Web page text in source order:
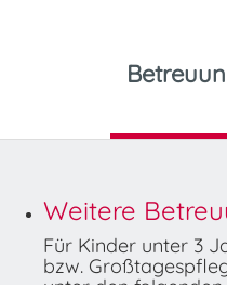
Weitere
Für Kinder unter 3
bzw.